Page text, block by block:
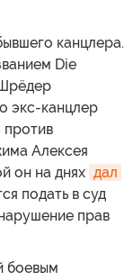
канцлера.
Die
экс-канцлер
Алексея
он на днях дал
подать в суд
прав
боевым